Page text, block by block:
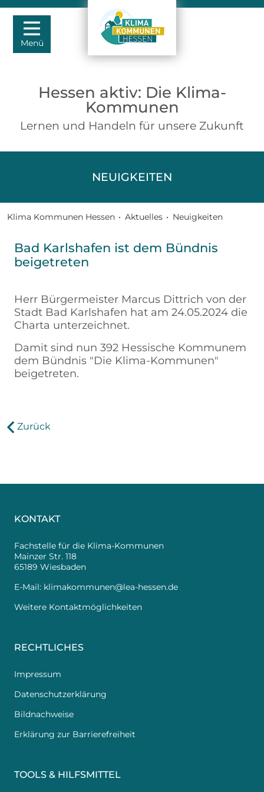
Menü
Hessen aktiv: Die Klima-
Kommunen
Lernen und Handeln für unsere Zukunft
NEUIGKEITEN
Klima Kommunen Hessen • Aktuelles • Neuigkeiten
Bad Karlshafen ist dem Bündnis
beigetreten
Herr Bürgermeister Marcus Dittrich von der
Stadt Bad Karlshafen hat am 24.05.2024 die
Charta unterzeichnet.
Damit sind nun 392 Hessische Kommunem
dem Bündnis "Die Klima-Kommunen"
beigetreten.
Zurück
KONTAKT
Fachstelle für die Klima-Kommunen
Mainzer Str. 118
65189 Wiesbaden
E-Mail: klimakommunen@lea-hessen.de
Weitere Kontaktmöglichkeiten
RECHTLICHES
Impressum
Datenschutzerklärung
Bildnachweise
Erklärung zur Barrierefreiheit
TOOLS & HILFSMITTEL